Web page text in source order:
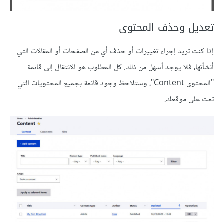
تعديل وحذف المحتوى
إذا كنت تريد إجراء تغييرات أو حذف أي من الصفحات أو المقالات التي
أنشأتها، فلا يوجد أسهل من ذلك. كل المطلوب هو الانتقال إلى قائمة
"المحتوى Content"، وستلاحظ وجود قائمة بجميع المحتويات التي
تمت على موقعك.